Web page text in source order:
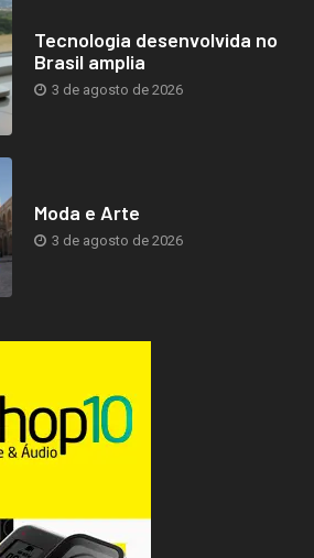
Tecnologia desenvolvida no
Brasil amplia
3 de agosto de 2026
Moda e Arte
3 de agosto de 2026